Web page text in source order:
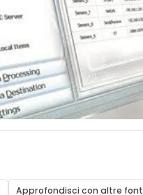
Approfondisci con altre